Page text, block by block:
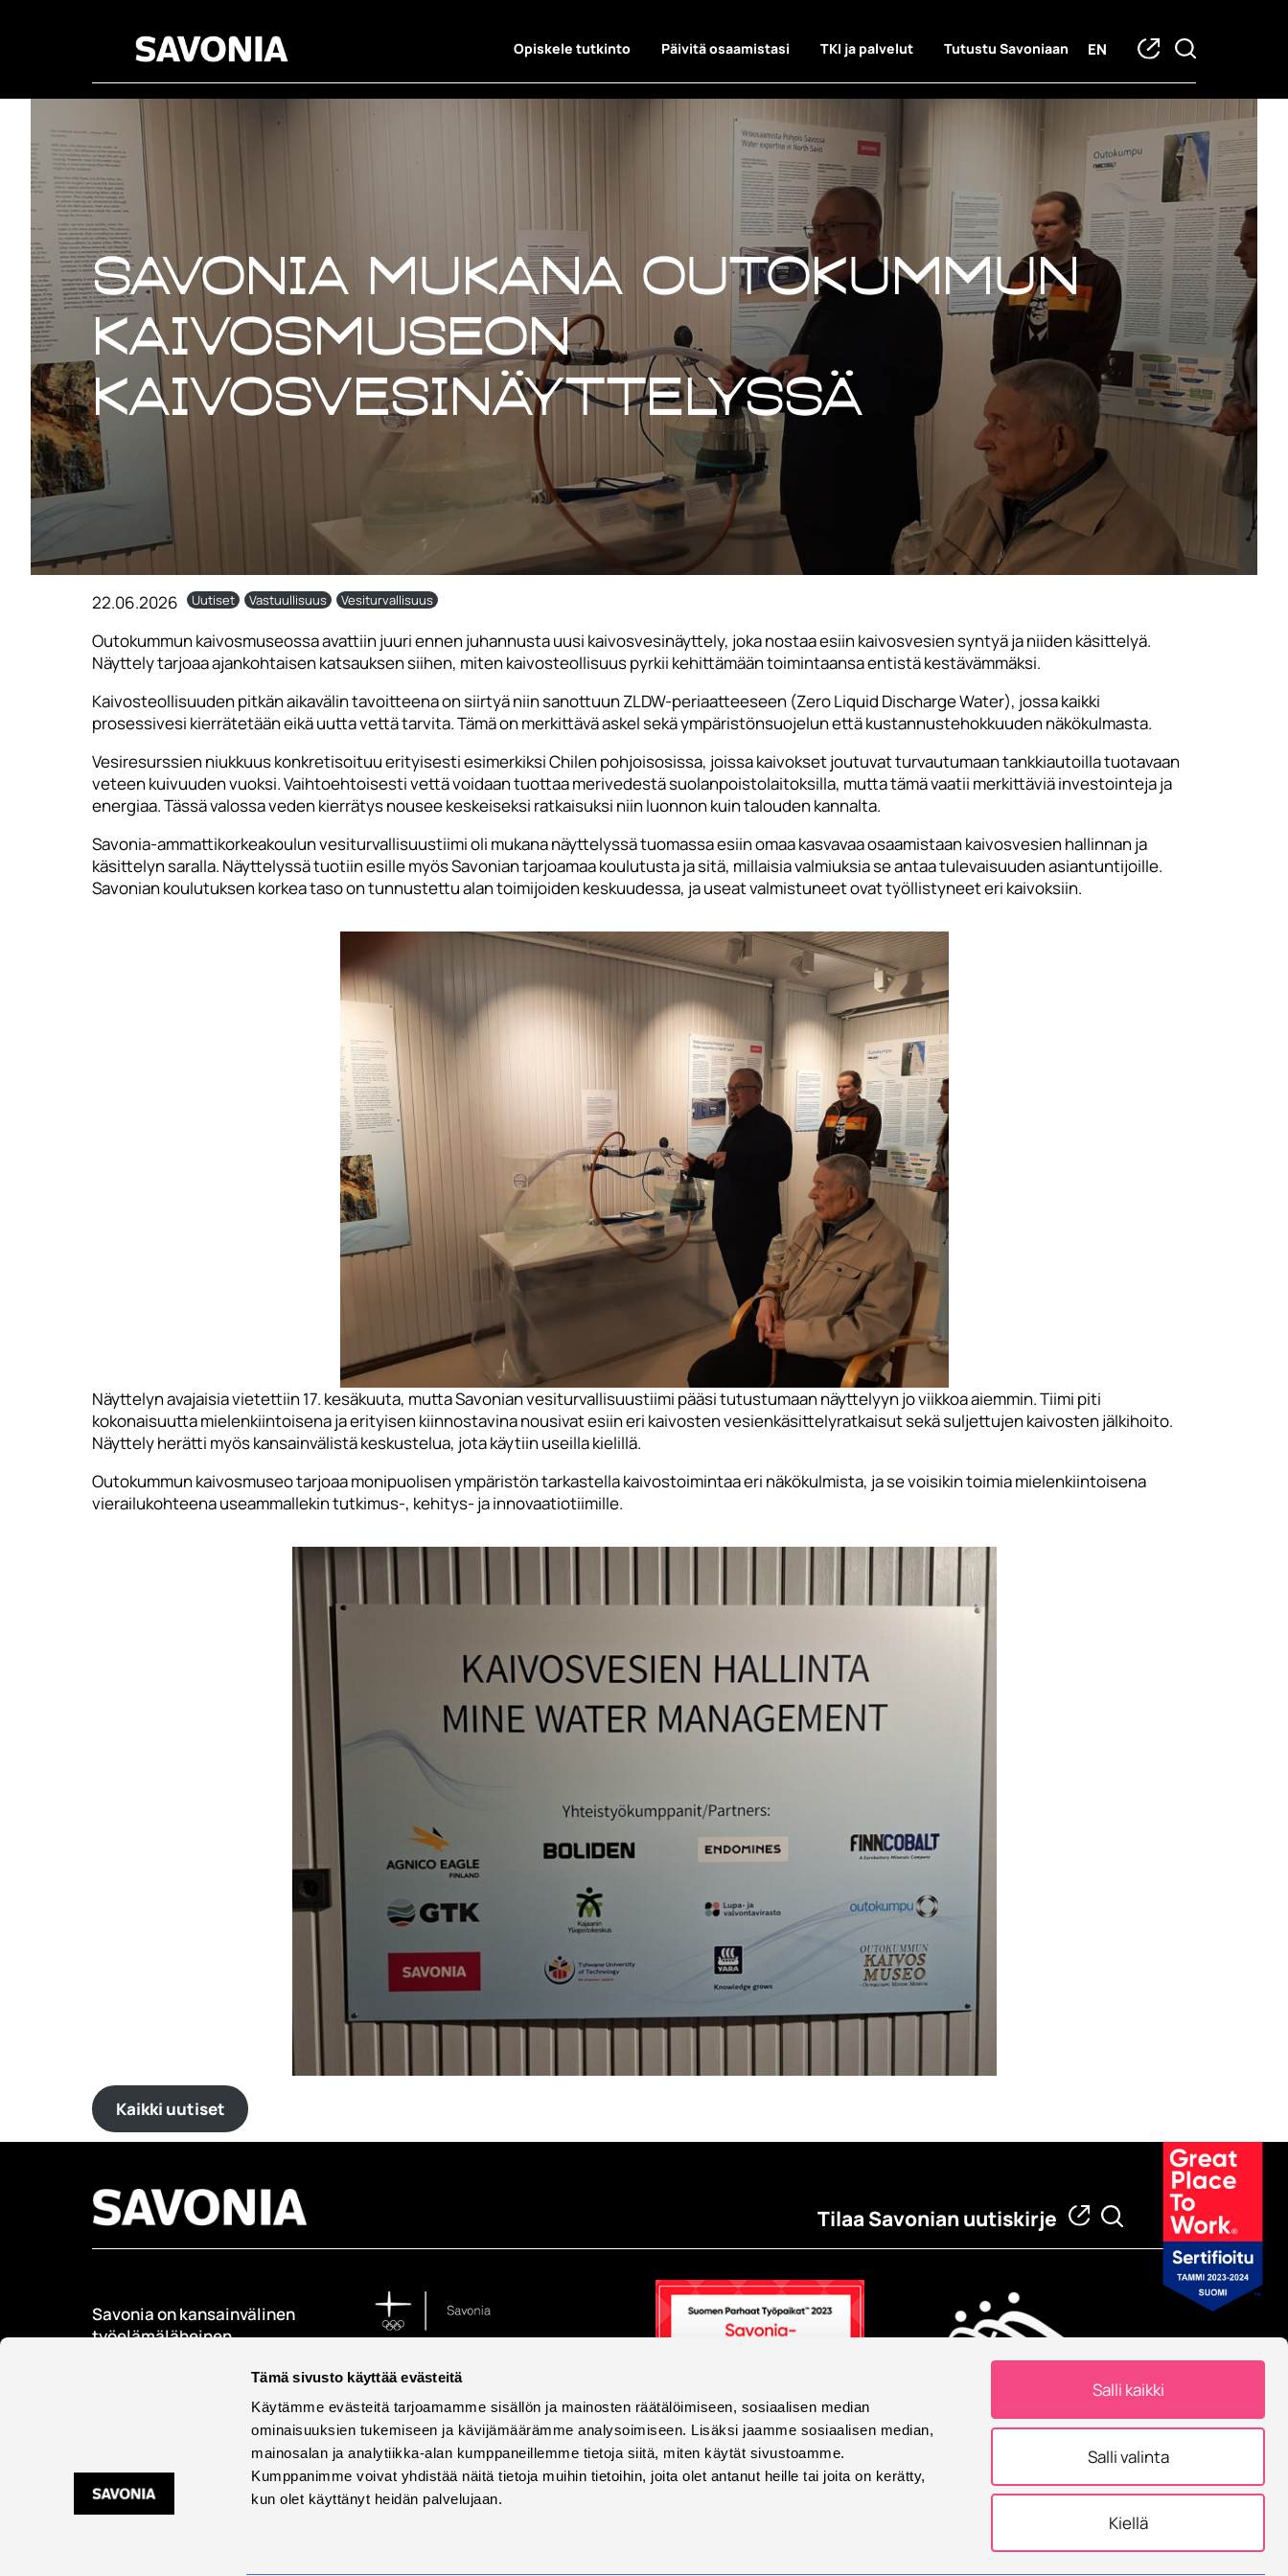
Tämä sivusto käyttää evästeitä
Käytämme evästeitä tarjoamamme sisällön ja mainosten räätälöimiseen, sosiaalisen median
ominaisuuksien tukemiseen ja kävijämäärämme analysoimiseen. Lisäksi jaamme sosiaalisen median,
mainosalan ja analytiikka-alan kumppaneillemme tietoja siitä, miten käytät sivustoamme.
Kumppanimme voivat yhdistää näitä tietoja muihin tietoihin, joita olet antanut heille tai joita on kerätty,
kun olet käyttänyt heidän palvelujaan.
Salli kaikki
Salli valinta
Kiellä
Opiskele tutkinto Päivitä osaamistasi TKI ja palvelut Tutustu Savoniaan EN
Savonia mukana Outokummun
Kaivosmuseon
kaivosvesinäyttelyssä
22.06.2026 Uutiset Vastuullisuus Vesiturvallisuus
Outokummun kaivosmuseossa avattiin juuri ennen juhannusta uusi kaivosvesinäyttely, joka nostaa esiin kaivosvesien syntyä ja niiden käsittelyä.
Näyttely tarjoaa ajankohtaisen katsauksen siihen, miten kaivosteollisuus pyrkii kehittämään toimintaansa entistä kestävämmäksi.
Kaivosteollisuuden pitkän aikavälin tavoitteena on siirtyä niin sanottuun ZLDW-periaatteeseen (Zero Liquid Discharge Water), jossa kaikki
prosessivesi kierrätetään eikä uutta vettä tarvita. Tämä on merkittävä askel sekä ympäristönsuojelun että kustannustehokkuuden näkökulmasta.
Vesiresurssien niukkuus konkretisoituu erityisesti esimerkiksi Chilen pohjoisosissa, joissa kaivokset joutuvat turvautumaan tankkiautoilla tuotavaan
veteen kuivuuden vuoksi. Vaihtoehtoisesti vettä voidaan tuottaa merivedestä suolanpoistolaitoksilla, mutta tämä vaatii merkittäviä investointeja ja
energiaa. Tässä valossa veden kierrätys nousee keskeiseksi ratkaisuksi niin luonnon kuin talouden kannalta.
Savonia-ammattikorkeakoulun vesiturvallisuustiimi oli mukana näyttelyssä tuomassa esiin omaa kasvavaa osaamistaan kaivosvesien hallinnan ja
käsittelyn saralla. Näyttelyssä tuotiin esille myös Savonian tarjoamaa koulutusta ja sitä, millaisia valmiuksia se antaa tulevaisuuden asiantuntijoille.
Savonian koulutuksen korkea taso on tunnustettu alan toimijoiden keskuudessa, ja useat valmistuneet ovat työllistyneet eri kaivoksiin.
Näyttelyn avajaisia vietettiin 17. kesäkuuta, mutta Savonian vesiturvallisuustiimi pääsi tutustumaan näyttelyyn jo viikkoa aiemmin. Tiimi piti
kokonaisuutta mielenkiintoisena ja erityisen kiinnostavina nousivat esiin eri kaivosten vesienkäsittelyratkaisut sekä suljettujen kaivosten jälkihoito.
Näyttely herätti myös kansainvälistä keskustelua, jota käytiin useilla kielillä.
Outokummun kaivosmuseo tarjoaa monipuolisen ympäristön tarkastella kaivostoimintaa eri näkökulmista, ja se voisikin toimia mielenkiintoisena
vierailukohteena useammallekin tutkimus-, kehitys- ja innovaatiotiimille.
Kaikki uutiset
Tilaa Savonian uutiskirje
Savonia on kansainvälinen
työelämäläheinen
kouluttaa, tutkii, kehittää
Eurooppalainen yliopisto
Eurooppalainen yliopisto -
allianssissa.